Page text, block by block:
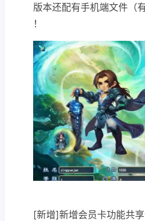
版本还配有手机端文件（
！
[新增]新增会员卡功能共